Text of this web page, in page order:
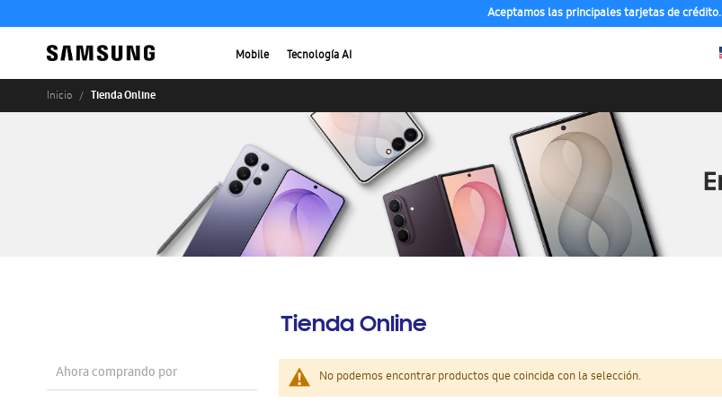
Aceptamos las principales tarjetas de crédito.
Mobile Tecnología AI
Inicio Tienda Online
Tienda Online
No podemos encontrar productos que coincida con la selección.
Ahora comprando por